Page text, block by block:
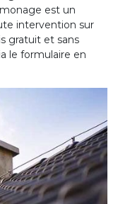
est un
intervention sur
gratuit et sans
le formulaire en